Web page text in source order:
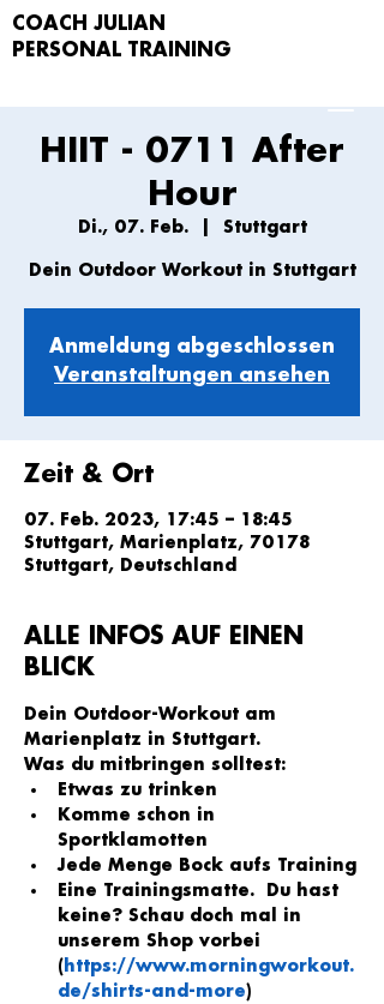
COACH JULIAN
PERSONAL TRAIN
ING
HIIT - 0711 After
Hour
Di., 07. Feb.
  |
Stuttgart
Dein Outdoor Workout in Stuttgart
Anmeldung abgeschlossen
Veranstaltungen ansehen
Zeit & Ort
07. Feb. 2023, 17:45 – 18:45
Stuttgart, Marienplatz, 70178
Stuttgart, Deutschland
ALLE INFOS AUF EINEN
BLICK
Dein Outdoor-Workout am
Marienplatz in Stuttgart.
Was du mitbringen solltest:
Etwas zu trinken
Komme schon in
Sportklamotten
Jede Menge Bock aufs Training
Eine Trainingsmatte.  Du hast
keine? Schau doch mal in
unserem Shop vorbei
( https://www.morningworkout.
de/shirts-and-more)